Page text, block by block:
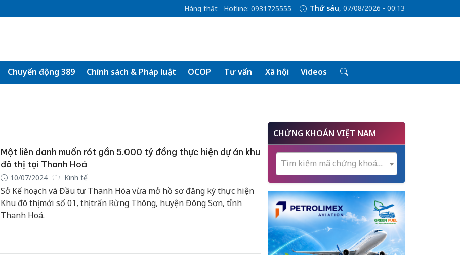
Hàng thật Hotline: 0931725555 Thứ sáu, 07/08/2026 - 00:13
Chuyển động 389 Chính sách & Pháp luật OCOP Tư vấn Xã hội Videos
Một liên danh muốn rót gần 5.000 tỷ đồng thực hiện dự án khu
đô thị tại Thanh Hoá
10/07/2024 Kinh tế
Sở Kế hoạch và Đầu tư Thanh Hóa vừa mở hồ sơ đăng ký thực hiện
Khu đô thị mới số 01, thị trấn Rừng Thông, huyện Đông Sơn, tỉnh
Thanh Hoá.
CHỨNG KHOÁN VIỆT NAM
Tìm kiếm mã chứng khoán...